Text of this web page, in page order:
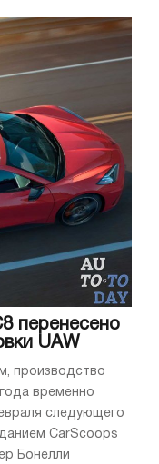
перенесено
UAW
производство
временно
следующего
CarScoops
Бонелли